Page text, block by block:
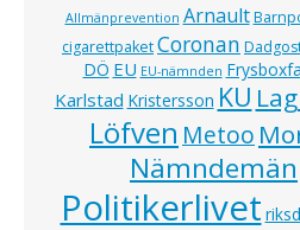
Allmänprevention Arnault
cigarettpaketCoronan
DÖ EU EU-nämnden
Karlstad Kristersson KU
Löfven Metoo
Nämndemän
Politikerlivet